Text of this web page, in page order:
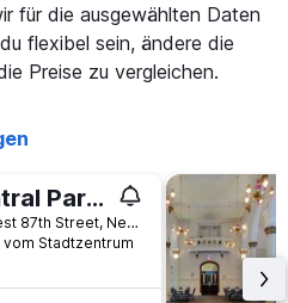
für die ausgewählten Daten
flexibel sein, ändere die
Preise zu vergleichen.
Central Park West Hostel
201 West 87th Street, New York, NY, USA
vom Stadtzentrum